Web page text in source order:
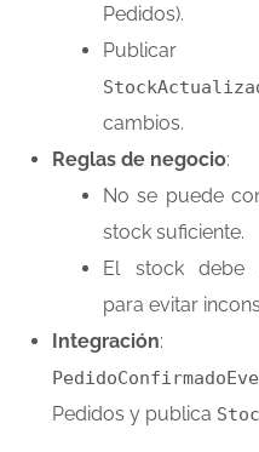
Pedidos).
Publicar
cambios.
Reglas de negocio:
No se puede
stock suficiente.
El stock debe
para evitar
Integración:
Pedidos y publica